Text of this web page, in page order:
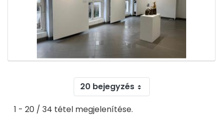
20 bejegyzés
1 - 20 / 34 tétel megjelenítése.